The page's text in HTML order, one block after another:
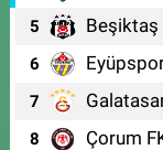
5 Beşiktaş
6
7
8 Çorum